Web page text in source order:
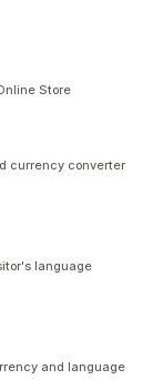
Store
currency converter
language
and language